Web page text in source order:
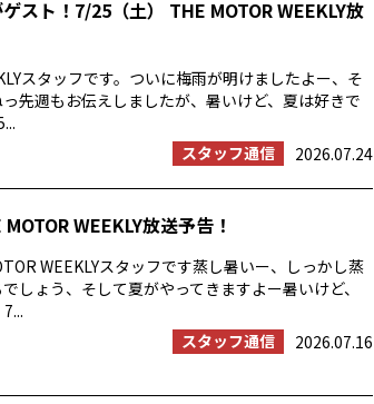
スト！7/25（土） THE MOTOR WEEKLY放
スタッフです。ついに梅雨が明けましたよー、そ
先週もお伝えしましたが、暑いけど、夏は好きで
スタッフ通信
2026.07.24
WEEKLY放送予告！
WEEKLYスタッフです蒸し暑いー、しっかし蒸
しょう、そして夏がやってきますよー暑いけど、
スタッフ通信
2026.07.16